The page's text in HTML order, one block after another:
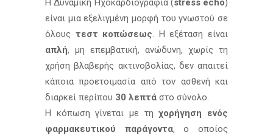
Η Δυναμική Ηχοκαρδιογραφία (stress echo)
είναι μια εξελιγμένη μορφή του γνωστού σε
όλους τεστ κοπώσεως. Η εξέταση είναι
απλή, μη επεμβατική, ανώδυνη, χωρίς τη
χρήση βλαβερής ακτινοβολίας, δεν απαιτεί
κάποια προετοιμασία από τον ασθενή και
διαρκεί περίπου 30 λεπτά στο σύνολο.
Η κόπωση γίνεται με τηχορήγηση ενός
φαρμακευτικού παράγοντα, ο οποίος